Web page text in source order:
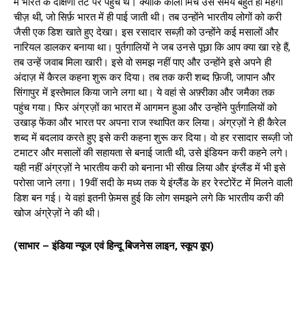
चीज़ थी, जो सिर्फ़ भारत में ही पाई जाती थी। तब उन्होंने भारतीय लोगों को करी
जैसी एक डिश खाते हुए देखा। इस रसादार सब्ज़ी को उन्होंने कई मसालों और
नारियल डालकर बनाया था। पुर्तगालियों ने जब उनसे पूछा कि आप क्या खा रहे हैं,
तब उन्हें जवाब मिला खारी। इसे वो समझ नहीं पाए और उन्होंने इसे अपने ही
अंदाज़ में कैरल कहना शुरू कर दिया। तब तक करी शब्द फ़िजी, जापान और
सिंगापुर में इस्तेमाल किया जाने लगा था। ये वहां से अफ़्रीका और जमैका तक
पहुंच गया। फिर अंग्रज़ों का भारत में आगमन हुआ और उन्होंने पुर्तगालियों को
उखाड़ फेंका और भारत पर अपना राज स्थापित कर लिया। अंग्रज़ों ने ही कैरेल
शब्द में बदलाव करते हुए इसे करी कहना शुरू कर दिया। वो हर रसादार सब्ज़ी जो
टमाटर और मसालों की सहायता से बनाई जाती थी, उसे इंडियन करी कहने लगे।
यही नहीं अंग्रज़ों ने भारतीय करी को बनाना भी सीख लिया और इंग्लैंड में भी इसे
परोसा जाने लगा। 19वीं सदी के मध्य तक ये इंग्लैंड के हर रेस्टोरेंट में मिलने वाली
डिश बन गई। ये वहां इतनी फ़ेमस हुई कि लोग समझने लगे कि भारतीय करी की
खोज अंग्रेज़ों ने की थी।
(साभार – इंडिया न्यूज एवं हिन्दू बिजनेस लाइन, स्कूप वूप)